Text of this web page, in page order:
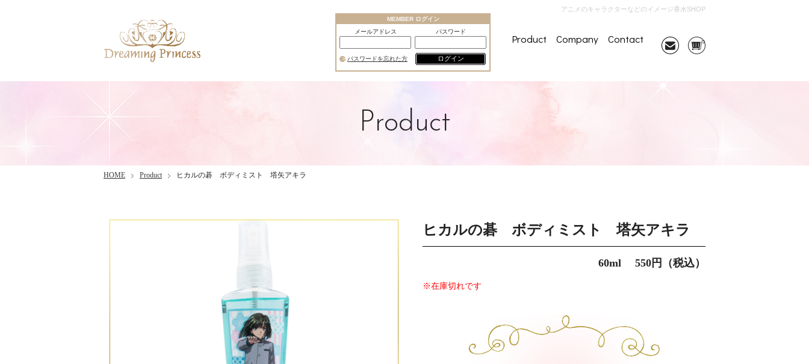
アニメのキャラクターなどのイメージ香水SHOP
Product Company Contact
MEMBER ログイン
メールアドレス
パスワード
パスワードを忘れた方 ログイン
Product
HOME Product ヒカルの碁 ボディミスト 塔矢アキラ
ヒカルの碁 ボディミスト 塔矢アキラ
60ml 550円（税込）
※在庫切れです